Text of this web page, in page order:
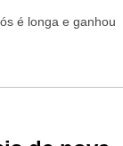
é longa e ganhou